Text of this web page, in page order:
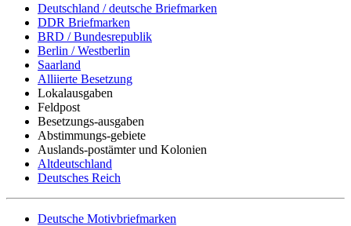
Deutschland / deutsche Briefmarken
DDR Briefmarken
BRD / Bundesrepublik
Berlin / Westberlin
Saarland
Alliierte Besetzung
Lokalausgaben
Feldpost
Besetzungs-ausgaben
Abstimmungs-gebiete
Auslands-postämter und Kolonien
Altdeutschland
Deutsches Reich
Deutsche Motivbriefmarken